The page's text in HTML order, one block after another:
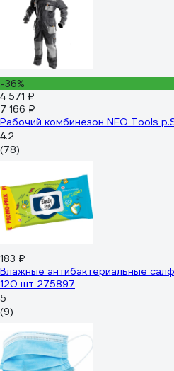
-36%
4 571 ₽
7 166 ₽
Рабочий комбинезон NEO Tools
4.2
(78)
183 ₽
Влажные антибактериальные
120 шт 275897
5
(9)